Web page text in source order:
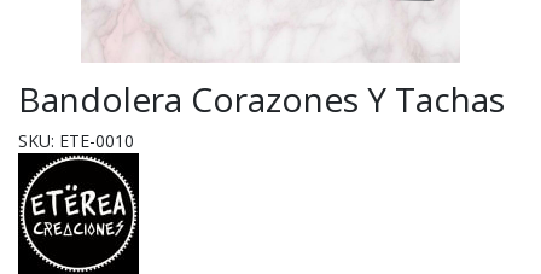
Bandolera Corazones Y Tachas
SKU: ETE-0010